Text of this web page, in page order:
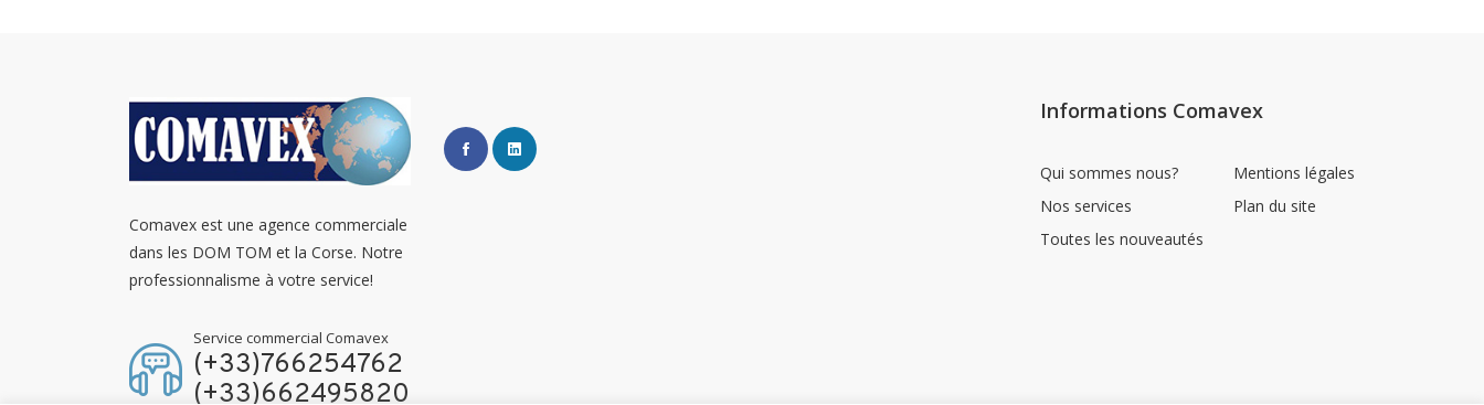
Comavex est une agence commerciale
dans les DOM TOM et la Corse. Notre
professionnalisme à votre service!
Service commercial Comavex
(+33)766254762
(+33)662495820
Informations Comavex
Qui sommes nous?
Nos services
Toutes les nouveautés
Mentions légales
Plan du site